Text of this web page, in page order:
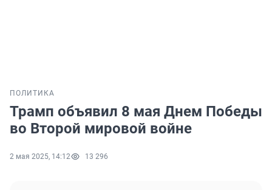
ПОЛИТИКА
Трамп объявил 8 мая Днем Победы
во Второй мировой войне
2 мая 2025, 14:12 13 296